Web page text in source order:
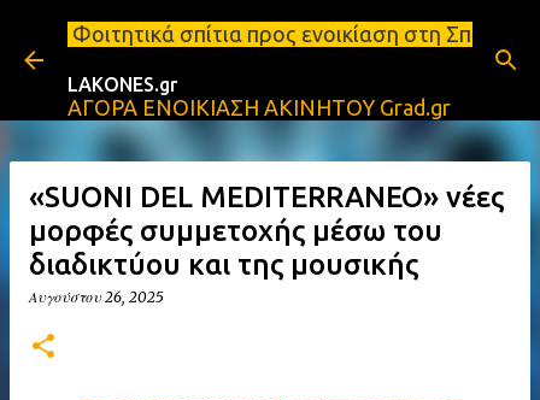
Μετάβαση στο κύριο περιεχόμενο
σπίτια προς ενοικίαση στη Σπάρτη
LAKONES.gr
ΑΓΟΡΑ ΕΝΟΙΚΙΑΣΗ ΑΚΙΝΗΤΟΥ Grad.gr
«SUONI DEL MEDITERRANEO» νέες
μορφές συμμετοχής μέσω του
διαδικτύου και της μουσικής
Αυγούστου 26, 2025